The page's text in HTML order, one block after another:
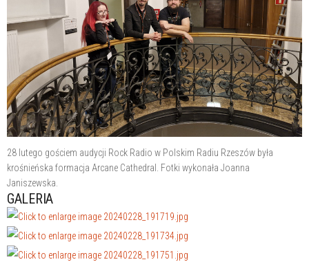
28 lutego gościem audycji Rock Radio w Polskim Radiu Rzeszów była
krośnieńska formacja Arcane Cathedral. Fotki wykonała Joanna
Janiszewska.
GALERIA